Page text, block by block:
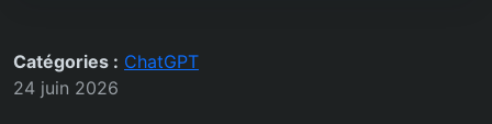
Catégories : ChatGPT
24 juin 2026